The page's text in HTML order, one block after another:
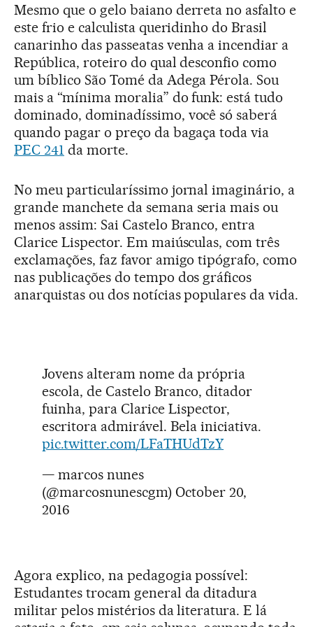
Mesmo que o gelo baiano derreta no asfalto e
este frio e calculista queridinho do Brasil
canarinho das passeatas venha a incendiar a
República, roteiro do qual desconfio como
um bíblico São Tomé da Adega Pérola. Sou
mais a “mínima moralia” do funk: está tudo
dominado, dominadíssimo, você só saberá
quando pagar o preço da bagaça toda via
PEC 241 da morte.
No meu particularíssimo jornal imaginário, a
grande manchete da semana seria mais ou
menos assim: Sai Castelo Branco, entra
Clarice Lispector. Em maiúsculas, com três
exclamações, faz favor amigo tipógrafo, como
nas publicações do tempo dos gráficos
anarquistas ou dos notícias populares da vida.
Jovens alteram nome da própria
escola, de Castelo Branco, ditador
fuinha, para Clarice Lispector,
escritora admirável. Bela iniciativa.
pic.twitter.com/LFaTHUdTzY
— marcos nunes
(@marcosnunescgm) October 20,
2016
Agora explico, na pedagogia possível:
Estudantes trocam general da ditadura
militar pelos mistérios da literatura. E lá